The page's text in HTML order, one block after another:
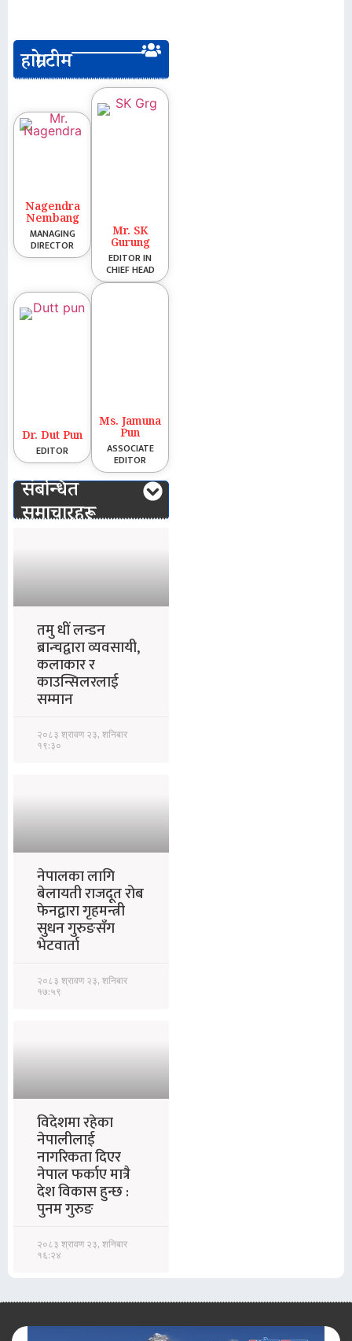
हाम्रो टीम
Nagendra
Nembang
MANAGING
DIRECTOR
Mr. SK
Gurung
EDITOR IN
CHIEF HEAD
Dr. Dut Pun
EDITOR
Ms. Jamuna
Pun
ASSOCIATE
EDITOR
संबन्धित
समाचारहरू
तमु धीं लन्डन
ब्रान्चद्वारा व्यवसायी,
कलाकार र
काउन्सिलरलाई
सम्मान
२०८३ श्रावण २३, शनिबार
१९:३०
नेपालका लागि
बेलायती राजदूत रोब
फेनद्वारा गृहमन्त्री
सुधन गुरुङसँग
भेटवार्ता
२०८३ श्रावण २३, शनिबार
१७:५९
विदेशमा रहेका
नेपालीलाई
नागरिकता दिएर
नेपाल फर्काए मात्रै
देश विकास हुन्छ :
पुनम गुरुङ
२०८३ श्रावण २३, शनिबार
१६:२४